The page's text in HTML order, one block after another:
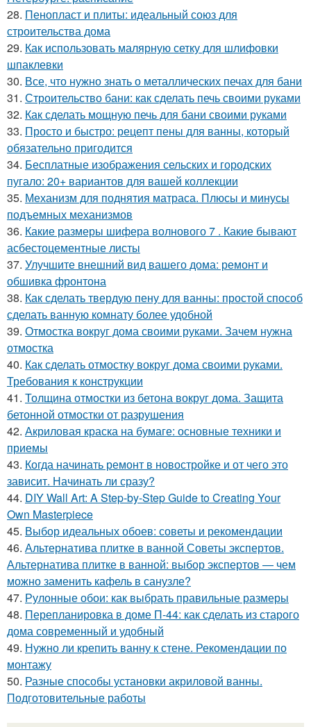
28. Пенопласт и плиты: идеальный союз для
строительства дома
29. Как использовать малярную сетку для шлифовки
шпаклевки
30. Все, что нужно знать о металлических печах для бани
31. Строительство бани: как сделать печь своими руками
32. Как сделать мощную печь для бани своими руками
33. Просто и быстро: рецепт пены для ванны, который
обязательно пригодится
34. Бесплатные изображения сельских и городских
пугало: 20+ вариантов для вашей коллекции
35. Механизм для поднятия матраса. Плюсы и минусы
подъемных механизмов
36. Какие размеры шифера волнового 7 . Какие бывают
асбестоцементные листы
37. Улучшите внешний вид вашего дома: ремонт и
обшивка фронтона
38. Как сделать твердую пену для ванны: простой способ
сделать ванную комнату более удобной
39. Отмостка вокруг дома своими руками. Зачем нужна
отмостка
40. Как сделать отмостку вокруг дома своими руками.
Требования к конструкции
41. Толщина отмостки из бетона вокруг дома. Защита
бетонной отмостки от разрушения
42. Акриловая краска на бумаге: основные техники и
приемы
43. Когда начинать ремонт в новостройке и от чего это
зависит. Начинать ли сразу?
44. DIY Wall Art: A Step-by-Step Guide to Creating Your
Own Masterpiece
45. Выбор идеальных обоев: советы и рекомендации
46. Альтернатива плитке в ванной Советы экспертов.
Альтернатива плитке в ванной: выбор экспертов — чем
можно заменить кафель в санузле?
47. Рулонные обои: как выбрать правильные размеры
48. Перепланировка в доме П-44: как сделать из старого
дома современный и удобный
49. Нужно ли крепить ванну к стене. Рекомендации по
монтажу
50. Разные способы установки акриловой ванны.
Подготовительные работы